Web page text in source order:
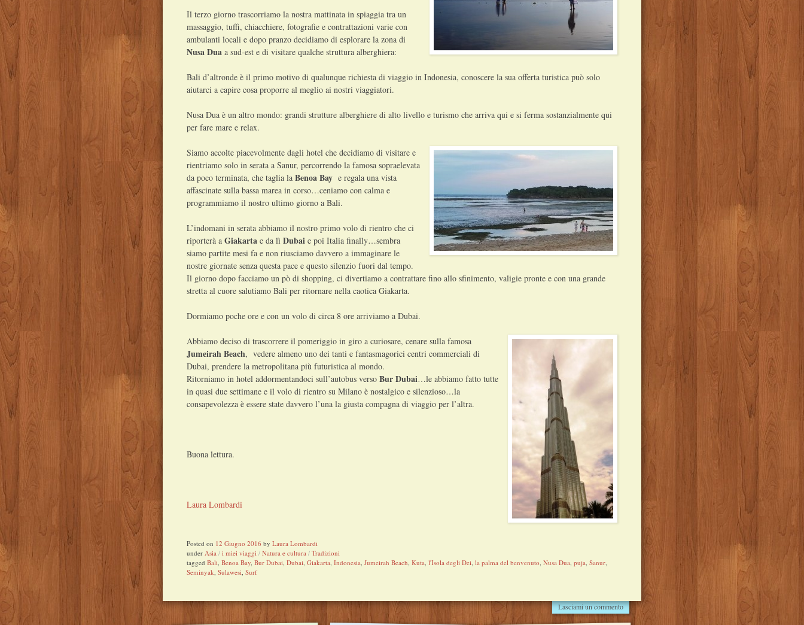
Il terzo giorno trascorriamo la nostra mattinata in spiaggia tra un
massaggio, tuffi, chiacchiere, fotografie e contrattazioni varie con
ambulanti locali e dopo pranzo decidiamo di esplorare la zona di
Nusa Dua a sud-est e di visitare qualche struttura alberghiera:
Bali d’altronde è il primo motivo di qualunque richiesta di viaggio in Indonesia, conoscere la sua offerta turistica può solo
aiutarci a capire cosa proporre al meglio ai nostri viaggiatori.
Nusa Dua è un altro mondo: grandi strutture alberghiere di alto livello e turismo che arriva qui e si ferma sostanzialmente qui
per fare mare e relax.
Siamo accolte piacevolmente dagli hotel che decidiamo di visitare e
rientriamo solo in serata a Sanur, percorrendo la famosa sopraelevata
da poco terminata, che taglia la Benoa Bay e regala una vista
affascinate sulla bassa marea in corso…ceniamo con calma e
programmiamo il nostro ultimo giorno a Bali.
L’indomani in serata abbiamo il nostro primo volo di rientro che ci
riporterà a Giakarta e da lì Dubai e poi Italia finally…sembra
siamo partite mesi fa e non riusciamo davvero a immaginare le
nostre giornate senza questa pace e questo silenzio fuori dal tempo.
Il giorno dopo facciamo un pò di shopping, ci divertiamo a contrattare fino allo sfinimento, valigie pronte e con una grande
stretta al cuore salutiamo Bali per ritornare nella caotica Giakarta.
Dormiamo poche ore e con un volo di circa 8 ore arriviamo a Dubai.
Abbiamo deciso di trascorrere il pomeriggio in giro a curiosare, cenare sulla famosa
Jumeirah Beach, vedere almeno uno dei tanti e fantasmagorici centri commerciali di
Dubai, prendere la metropolitana più futuristica al mondo.
Ritorniamo in hotel addormentandoci sull’autobus verso Bur Dubai…le abbiamo fatto tutte
in quasi due settimane e il volo di rientro su Milano è nostalgico e silenzioso…la
consapevolezza è essere state davvero l’una la giusta compagna di viaggio per l’altra.
Buona lettura.
Laura Lombardi
Posted on 12 Giugno 2016 by Laura Lombardi
under Asia / i miei viaggi / Natura e cultura / Tradizioni
tagged Bali, Benoa Bay, Bur Dubai, Dubai, Giakarta, Indonesia, Jumeirah Beach, Kuta, l'Isola degli Dei, la palma del benvenuto, Nusa Dua, puja, Sanur,
Seminyak, Sulawesi, Surf
Lasciami un commento